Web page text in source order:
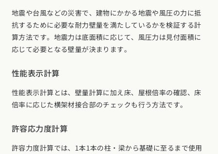
地震や台風などの災害で、建物にかかる地震や風圧の力に抵
抗するために必要な耐力壁量を満たしているかを検証する計
算方法です。地震力は底面積に応じて、風圧力は見付面積に
応じて必要となる壁量が決まります。
性能表示計算
性能表示計算とは、壁量計算に加え床、屋根倍率の確認、床
倍率に応じた横架材接合部のチェックも行う方法です。
許容応力度計算
許容力度計算では、1本1本の柱・梁から基礎に至るまで使用
香川県 (1)徳島県 (10)愛媛県 (1)高知県 (4)
九州・沖縄エリア
福岡県 (13) 佐賀県 (2)長崎県 (2)熊本県 (8)大分県 (16)
宮崎県 (3)鹿児島県 (8)沖縄県 (3)